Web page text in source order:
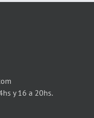
y 16 a 20hs.